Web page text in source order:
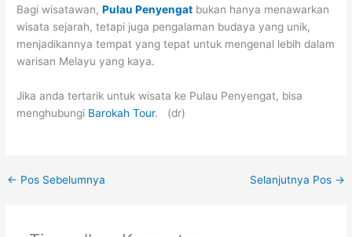
Bagi wisatawan,Pulau Penyengat bukan hanya menawarkan
wisata sejarah, tetapi juga pengalaman budaya yang unik,
menjadikannya tempat yang tepat untuk mengenal lebih dalam
warisan Melayu yang kaya.
Jika anda tertarik untuk wisata ke Pulau Penyengat, bisa
menghubungi Barokah Tour. (dr)
← Pos Sebelumnya Selanjutnya Pos →